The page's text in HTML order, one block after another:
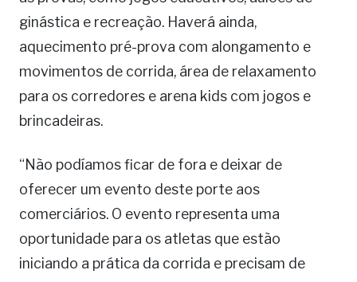
ginástica e recreação. Haverá ainda,
aquecimento pré-prova com alongamento e
movimentos de corrida, área de relaxamento
para os corredores e arena kids com jogos e
brincadeiras.
“Não podíamos ficar de fora e deixar de
oferecer um evento deste porte aos
comerciários. O evento representa uma
oportunidade para os atletas que estão
iniciando a prática da corrida e precisam de